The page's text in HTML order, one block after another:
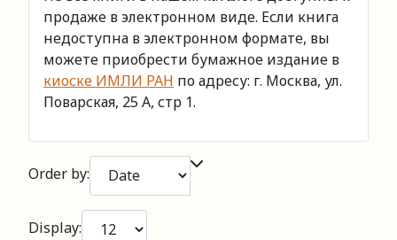
продаже в электронном виде. Если книга
недоступна в электронном формате, вы
можете приобрести бумажное издание в
киоске ИМЛИ РАН по адресу: г. Москва, ул.
Поварская, 25 А, стр 1.
Order by:
Display: